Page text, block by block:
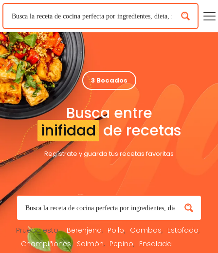
3 Bocados
Busca entre
inifidad de recetas
Regístrate y guarda tus recetas favoritas
Prueba esto: Berenjena Pollo Gambas
Estofado
Champiñones
Salmón Pepino Ensalada